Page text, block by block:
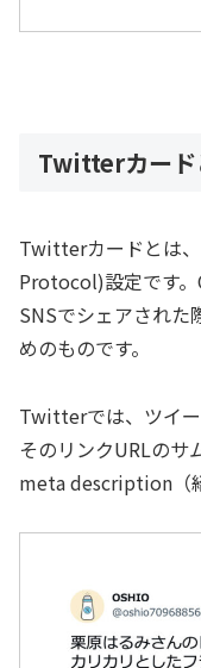
Twitterカード
Twitterカードとは
Protocol)設定です
SNSでシェアされた
めのものです。
Twitterでは、ツイー
そのリンクURLのサ
meta description（